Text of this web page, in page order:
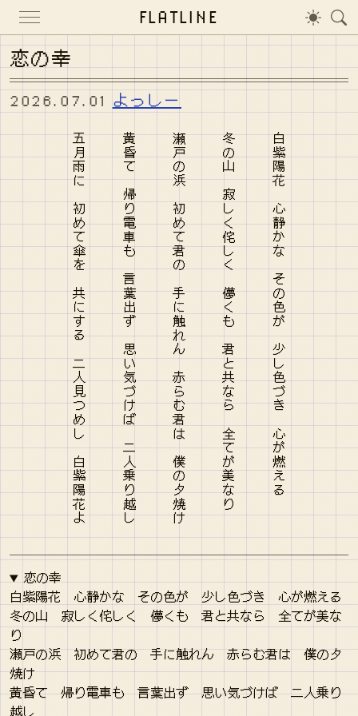
FLATLINE
恋の幸
2026.07.01 よっしー
白紫陽花 心静かな その色が 少し色づき 心が燃える
冬の山 寂しく侘しく 儚くも 君と共なら 全てが美なり
瀬戸の浜 初めて君の 手に触れん 赤らむ君は 僕の夕焼け
黄昏て 帰り電車も 言葉出ず 思い気づけば 二人乗り越し
五月雨に 初めて傘を 共にする 二人見つめし 白紫陽花よ
恋の幸
白紫陽花 心静かな その色が 少し色づき 心が燃える
冬の山 寂しく侘しく 儚くも 君と共なら 全てが美な
り
瀬戸の浜 初めて君の 手に触れん 赤らむ君は 僕の夕
焼け
黄昏て 帰り電車も 言葉出ず 思い気づけば 二人乗り
越し